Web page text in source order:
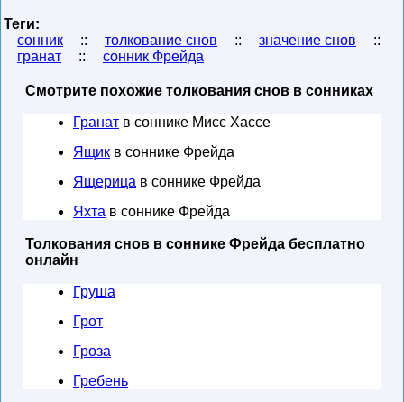
Теги:
сонник
:: толкование снов :: значение снов
::
гранат
:: сонник Фрейда
Смотрите похожие толкования снов в сонниках
Гранат в соннике Мисс Хассе
Ящик в соннике Фрейда
Ящерица в соннике Фрейда
Яхта в соннике Фрейда
Толкования снов в соннике Фрейда бесплатно
онлайн
Груша
Грот
Гроза
Гребень